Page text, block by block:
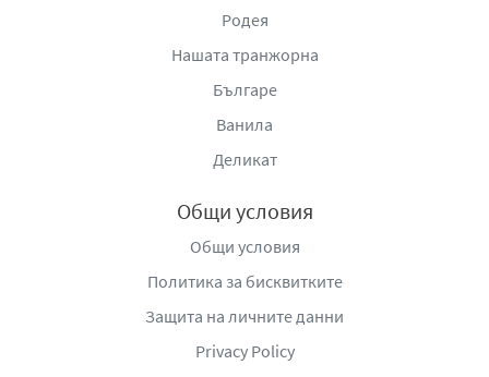
Родея
Нашата транжорна
Българе
Ванила
Деликат
Общи условия
Общи условия
Политика за бисквитките
Защита на личните данни
Privacy Policy